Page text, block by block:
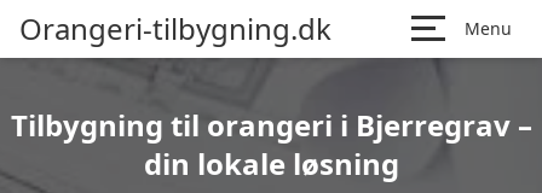
Orangeri-tilbygning.dk Menu
Tilbygning til orangeri i Bjerregrav –
din lokale løsning